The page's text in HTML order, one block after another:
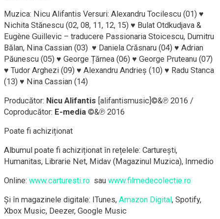
Muzica: Nicu Alifantis Versuri: Alexandru Tocilescu (01) ♥
Nichita Stănescu (02, 08, 11, 12, 15) ♥ Bulat Otdkudjava &
Eugène Guillevic – traducere Passionaria Stoicescu, Dumitru
Bălan, Nina Cassian (03) ♥ Daniela Crăsnaru (04) ♥ Adrian
Păunescu (05) ♥ George Țărnea (06) ♥ George Pruteanu (07)
♥ Tudor Arghezi (09) ♥ Alexandru Andrieș (10) ♥ Radu Stanca
(13) ♥ Nina Cassian (14)
Producător: Nicu Alifantis [alifantismusic]©&℗ 2016 /
Coproducător: E-media ©&℗ 2016
Poate fi achiziționat
Albumul poate fi achiziționat în rețelele: Carturești,
Humanitas, Librarie Net, Midav (Magazinul Muzica), Inmedio
Online: www.carturesti.ro sau www.filmedecolectie.ro
Și în magazinele digitale: ITunes, Amazon Digital, Spotify,
Xbox Music, Deezer, Google Music